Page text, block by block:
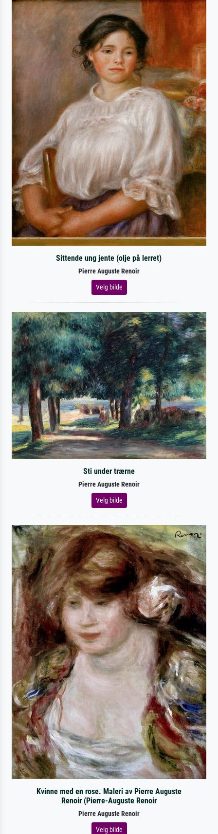
Sittende ung jente (olje på lerret)
Pierre Auguste Renoir
Velg bilde
Sti under trærne
Pierre Auguste Renoir
Velg bilde
Kvinne med en rose. Maleri av Pierre Auguste
Renoir (Pierre-Auguste Renoir
Pierre Auguste Renoir
Velg bilde